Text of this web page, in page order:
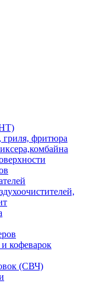
гриля, фритюра
кофеварок
(СВЧ)